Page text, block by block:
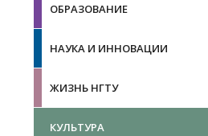
ОБРАЗОВАНИЕ
НАУКА И ИННОВАЦИИ
ЖИЗНЬ НГТУ
КУЛЬТУРА